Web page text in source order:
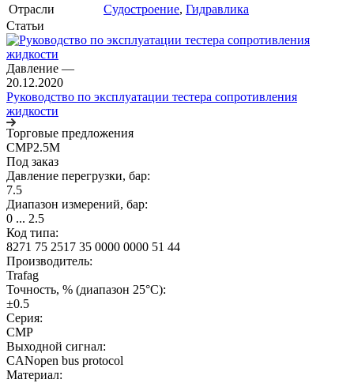
Отрасли
Судостроение, Гидравлика
Статьи
Давление —
20.12.2020
Руководство по эксплуатации тестера сопротивления
жидкости
Торговые предложения
CMP2.5M
Под заказ
Давление перегрузки, бар:
7.5
Диапазон измерений, бар:
0 ... 2.5
Код типа:
8271 75 2517 35 0000 0000 51 44
Производитель:
Trafag
Точность, % (диапазон 25°C):
±0.5
Серия:
CMP
Выходной сигнал:
CANopen bus protocol
Материал: